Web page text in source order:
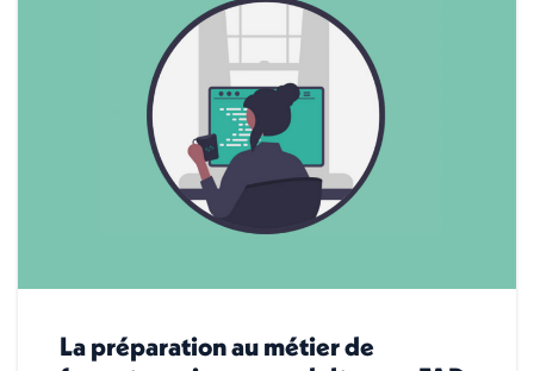
La préparation au métier de